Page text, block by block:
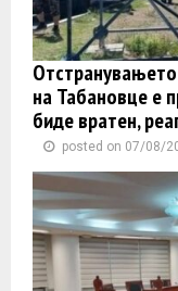
на Табановце е
биде вратен,
posted on 07/08/